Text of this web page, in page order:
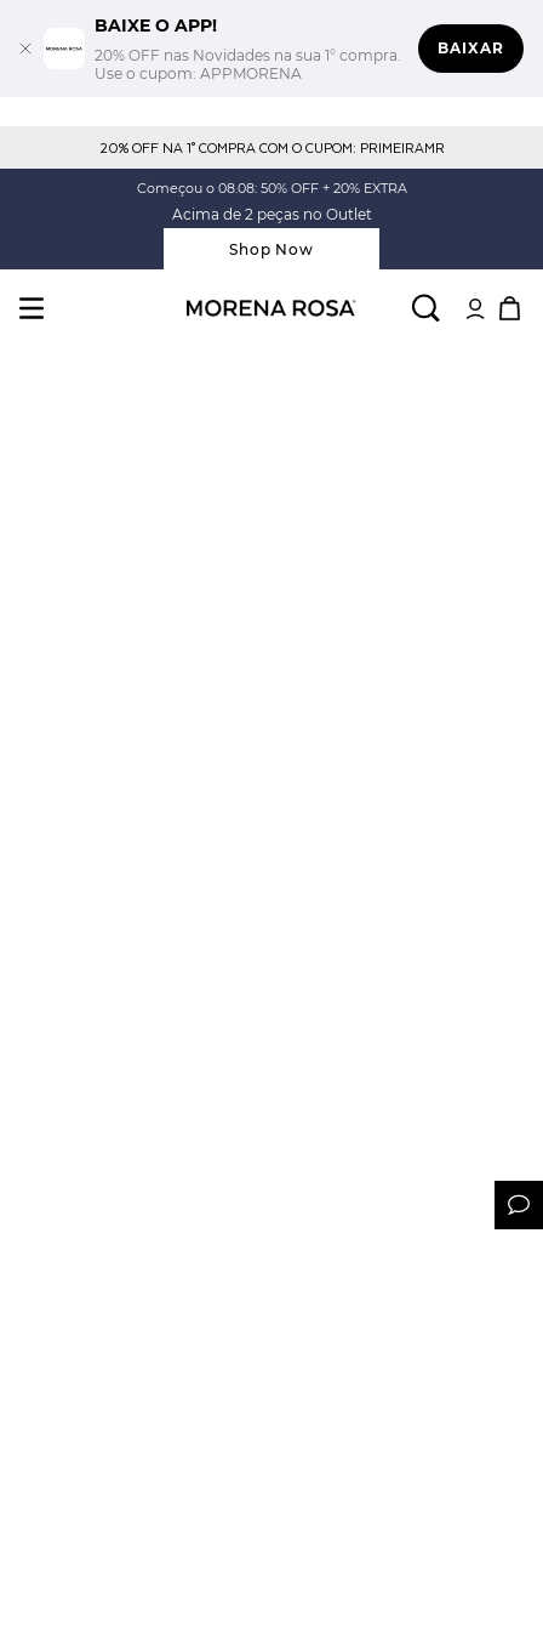
BAIXE O APP!
20% OFF nas Novidades na sua 1° compra.
Use o cupom: APPMORENA
BAIXAR
20% OFF NA 1° COMPRA COM O CUPOM: PRIMEIRAMR
Começou o 08.08: 50% OFF + 20% EXTRA
Acima de 2 peças no Outlet
Shop Now